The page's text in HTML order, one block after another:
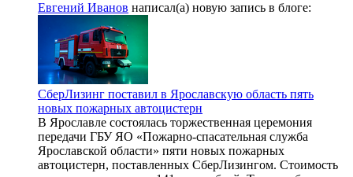
Евгений Иванов написал(а) новую запись в блоге:
СберЛизинг поставил в Ярославскую область пять
новых пожарных автоцистерн
В Ярославле состоялась торжественная церемония
передачи ГБУ ЯО «Пожарно-спасательная служба
Ярославской области» пяти новых пожарных
автоцистерн, поставленных СберЛизингом. Стоимость